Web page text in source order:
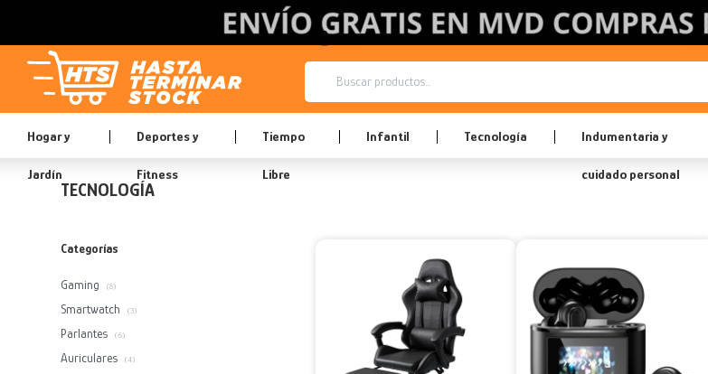
Hogar y
Jardín
Deportes y
Fitness
Tiempo
Libre
Infantil Tecnología Indumentaria y
cuidado personal
TECNOLOGÍA
Categorías
Gaming (8)
Smartwatch (3)
Parlantes (6)
Auriculares (4)